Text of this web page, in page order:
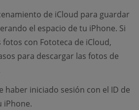
de iCloud para guardar
el espacio de tu iPhone. Si
con Fototeca de iCloud,
para descargar las fotos de
haber iniciado sesión con el ID de
iPhone.